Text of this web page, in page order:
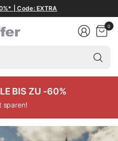
| Code: EXTRA
0
BIS ZU -60%
sparen!